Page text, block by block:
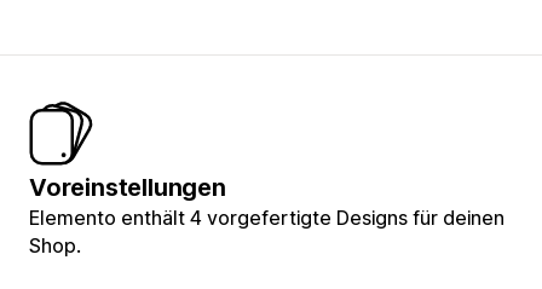
Voreinstellungen
Elemento enthält 4 vorgefertigte Designs für deinen
Shop.